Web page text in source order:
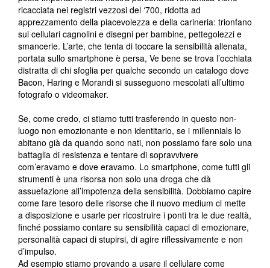
ricacciata nei registri vezzosi del ‘700, ridotta ad
apprezzamento della piacevolezza e della carineria: trionfano
sui cellulari cagnolini e disegni per bambine, pettegolezzi e
smancerie. L’arte, che tenta di toccare la sensibilità allenata,
portata sullo smartphone è persa, Ve bene se trova l’occhiata
distratta di chi sfoglia per qualche secondo un catalogo dove
Bacon, Haring e Morandi si susseguono mescolati all’ultimo
fotografo o videomaker.
Se, come credo, ci stiamo tutti trasferendo in questo non-
luogo non emozionante e non identitario, se i millennials lo
abitano già da quando sono nati, non possiamo fare solo una
battaglia di resistenza e tentare di sopravvivere
com’eravamo e dove eravamo. Lo smartphone, come tutti gli
strumenti è una risorsa non solo una droga che dà
assuefazione all’impotenza della sensibilità. Dobbiamo capire
come fare tesoro delle risorse che il nuovo medium ci mette
a disposizione e usarle per ricostruire i ponti tra le due realtà,
finché possiamo contare su sensibilità capaci di emozionare,
personalità capaci di stupirsi, di agire riflessivamente e non
d’impulso.
Ad esempio stiamo provando a usare il cellulare come